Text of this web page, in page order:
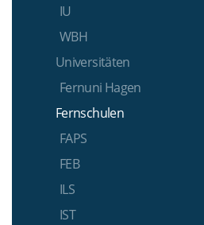
IU
WBH
Universitäten
Fernuni Hagen
Fernschulen
FAPS
FEB
ILS
IST